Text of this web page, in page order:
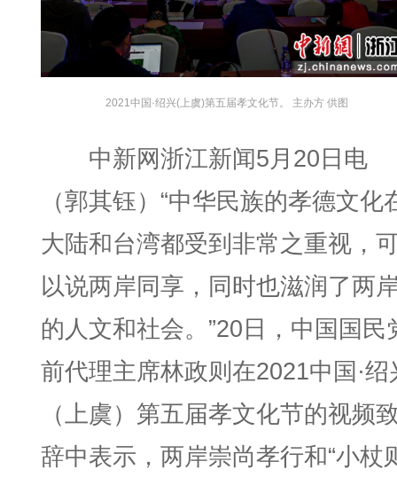
2021中国·绍兴(上虞)第五届孝文化节。 主办方 供图
中新网浙江新闻5月20日电
（郭其钰）“中华民族的孝德文化
大陆和台湾都受到非常之重视，
以说两岸同享，同时也滋润了两
的人文和社会。”20日，中国国民
前代理主席林政则在2021中国·绍
（上虞）第五届孝文化节的视频
辞中表示，两岸崇尚孝行和“小杖